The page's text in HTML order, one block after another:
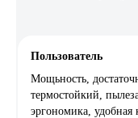
Пользователь
Мощьность,
термостойкий,
эргономика, удобная